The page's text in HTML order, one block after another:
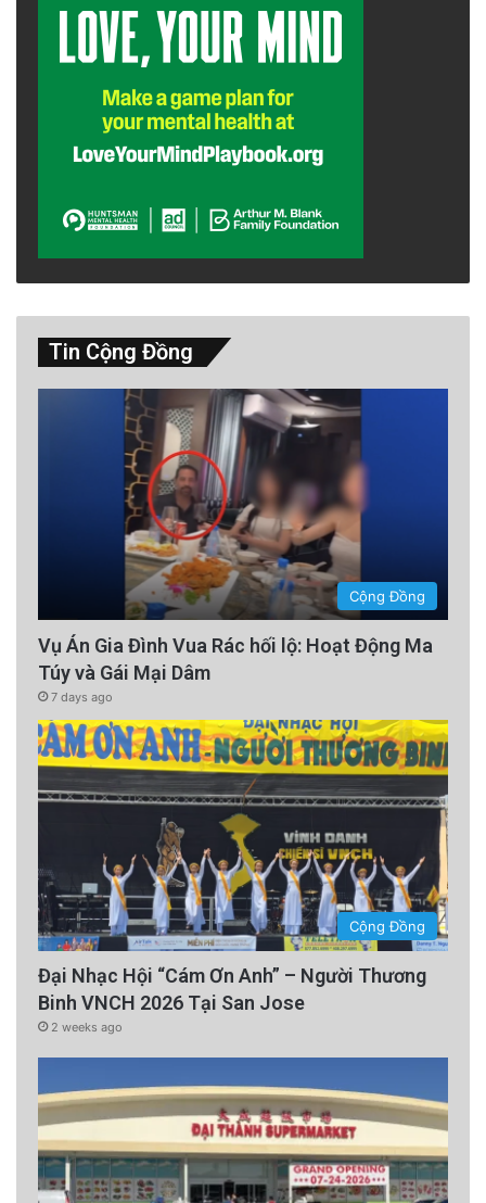
Tin Cộng Đồng
Cộng Đồng
Vụ Án Gia Đình Vua Rác hối lộ: Hoạt Động Ma
Túy và Gái Mại Dâm
7 days ago
Cộng Đồng
Đại Nhạc Hội “Cám Ơn Anh” – Người Thương
Binh VNCH 2026 Tại San Jose
2 weeks ago